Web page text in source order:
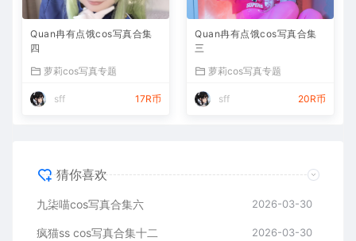
Quan冉有点饿cos写真合集
四
萝莉cos写真专题
sff 17R币
Quan冉有点饿cos写真合集
三
萝莉cos写真专题
sff 20R币
猜你喜欢
九柒喵cos写真合集六 2026-03-30
疯猫ss cos写真合集十二 2026-03-30